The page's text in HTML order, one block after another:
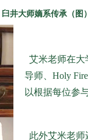
臼井大师嫡系传承（图
艾米老师在大
导师、Holy
以根据每位参
此外艾米老